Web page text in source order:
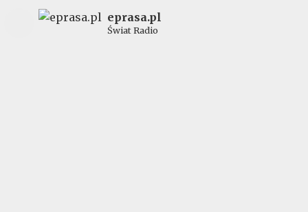
eprasa.pl
Świat Radio